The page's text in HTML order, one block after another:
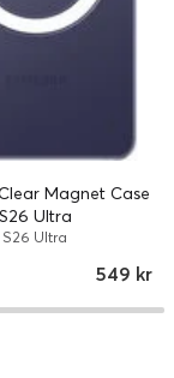
Magnet Case
S26 Ultra
S26 Ultra
549 kr